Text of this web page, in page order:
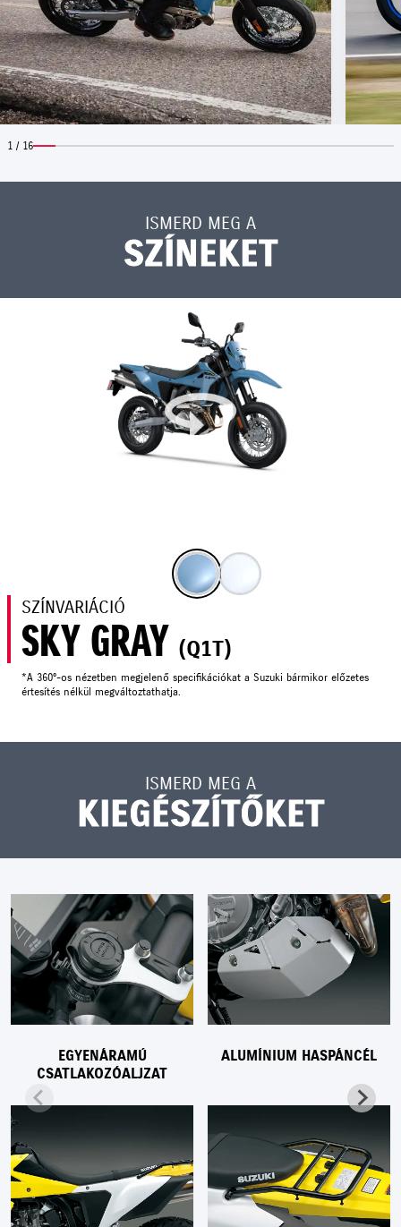
1 / 16
ISMERD MEG A
SZÍNEKET
SZÍNVARIÁCIÓ
SKY GRAY (Q1T)
*A 360°-os nézetben megjelenő specifikációkat a Suzuki bármikor előzetes
értesítés nélkül megváltoztathatja.
ISMERD MEG A
KIEGÉSZÍTŐKET
EGYENÁRAMÚ
CSATLAKOZÓALJZAT
ALUMÍNIUM HASPÁNCÉL